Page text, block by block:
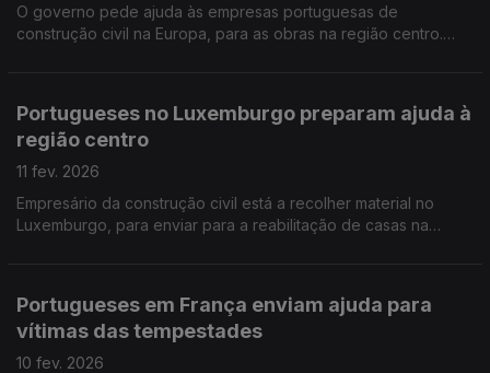
O governo pede ajuda às empresas portuguesas de
construção civil na Europa, para as obras na região centro.
Portugueses no Luxemburgo preparam ajuda à
região centro
11 fev. 2026
Empresário da construção civil está a recolher material no
Luxemburgo, para enviar para a reabilitação de casas na
Portugueses em França enviam ajuda para
vítimas das tempestades
10 fev. 2026